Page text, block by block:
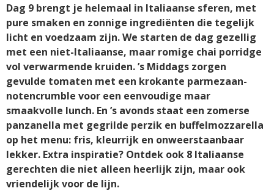
Dag 9 brengt je helemaal in Italiaanse sferen, met
pure smaken en zonnige ingrediënten die tegelijk
licht en voedzaam zijn. We starten de dag gezellig
met een niet-Italiaanse, maar romige chai porridge
vol verwarmende kruiden. ’s Middags zorgen
gevulde tomaten met een krokante parmezaan-
notencrumble voor een eenvoudige maar
smaakvolle lunch. En ’s avonds staat een zomerse
panzanella met gegrilde perzik en buffelmozzarella
op het menu: fris, kleurrijk en onweerstaanbaar
lekker. Extra inspiratie? Ontdek ook 8 Italiaanse
gerechten die niet alleen heerlijk zijn, maar ook
vriendelijk voor de lijn.